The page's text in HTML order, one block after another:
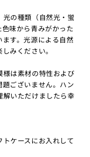
の種類（自然光・蛍
味から青みがかった
す。光源による自然
みください。
は素材の特性および
ございません。ハン
解いただけましたら幸
ケースにお入れして